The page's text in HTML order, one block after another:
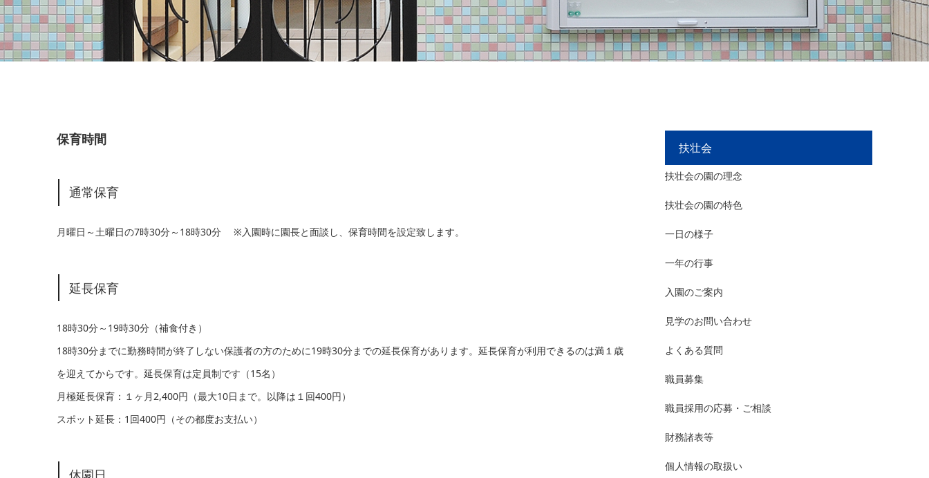
保育時間
通常保育
月曜日～土曜日の7時30分～18時30分 ※入園時に園長と面談し、保育時間を設定致します。
延長保育
18時30分～19時30分（補食付き）
18時30分までに勤務時間が終了しない保護者の方のために19時30分までの延長保育があります。延長保育が利用できるのは満１歳
を迎えてからです。延長保育は定員制です（15名）
月極延長保育：１ヶ月2,400円（最大10日まで。以降は１回400円）
スポット延長：1回400円（その都度お支払い）
休園日
扶壮会
扶壮会の園の理念
扶壮会の園の特色
一日の様子
一年の行事
入園のご案内
見学のお問い合わせ
よくある質問
職員募集
職員採用の応募・ご相談
財務諸表等
個人情報の取扱い